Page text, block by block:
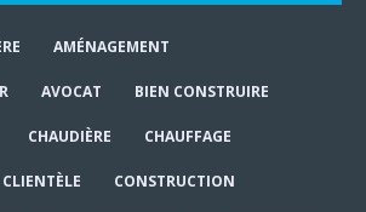
AMÉNAGEMENT
AVOCAT BIEN CONSTRUIRE
CHAUDIÈRE CHAUFFAGE
CLIENTÈLE CONSTRUCTION